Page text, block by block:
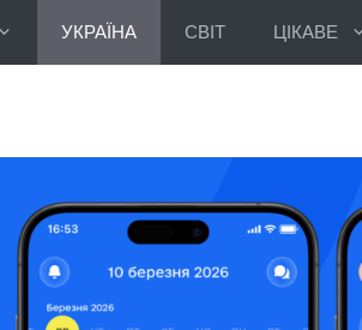
УКРАЇНА СВІТ ЦІКАВЕ